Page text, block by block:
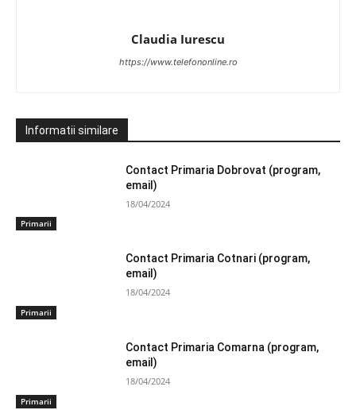
Claudia Iurescu
https://www.telefononline.ro
Informatii similare
Primarii
Contact Primaria Dobrovat (program,
email)
18/04/2024
Primarii
Contact Primaria Cotnari (program,
email)
18/04/2024
Primarii
Contact Primaria Comarna (program,
email)
18/04/2024